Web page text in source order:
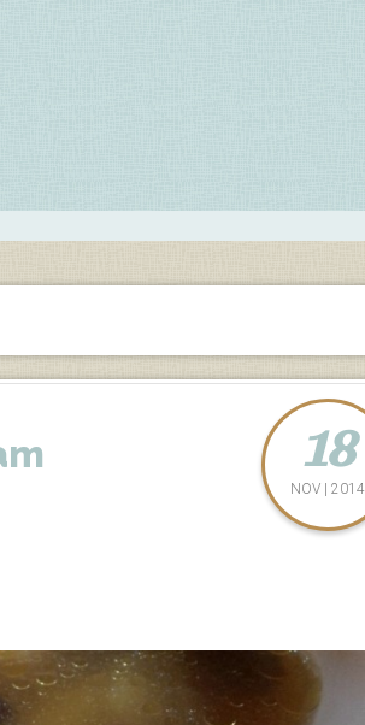
18
NOV | 2014